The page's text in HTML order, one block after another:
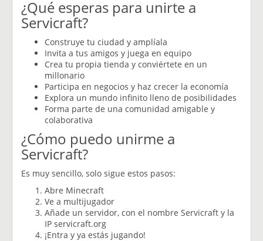
¿Qué esperas para unirte a
Servicraft?
Construye tu ciudad y amplíala
Invita a tus amigos y juega en equipo
Crea tu propia tienda y conviértete en un
millonario
Participa en negocios y haz crecer la economía
Explora un mundo infinito lleno de posibilidades
Forma parte de una comunidad amigable y
colaborativa
¿Cómo puedo unirme a
Servicraft?
Es muy sencillo, solo sigue estos pasos:
Abre Minecraft
Ve a multijugador
Añade un servidor, con el nombre Servicraft y la
IP servicraft.org
¡Entra y ya estás jugando!